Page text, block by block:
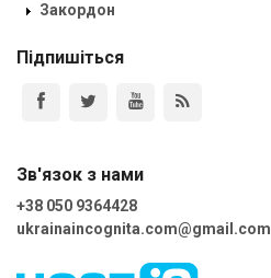
Закордон
Підпишіться
Зв'язок з нами
+38 050 9364428
ukrainaincognita.com@gmail.com